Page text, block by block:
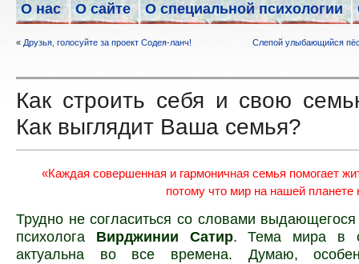
О нас
О сайте О специальной психологии
« Друзья, голосуйте за проект Содея-ланч! Слепой улыбающийся
Как строить себя и свою
Как выглядит Ваша семья?
«Каждая совершенная и гармоничная семья помогает
потому что мир на нашей планете
Трудно не согласиться со словами выдающегося
психолога Вирджинии Сатир. Тема мира в
актуальна во все времена. Думаю,